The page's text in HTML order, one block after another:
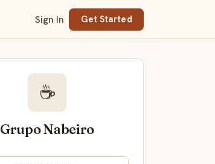
Sign In Get Started
☕
Grupo Nabeiro